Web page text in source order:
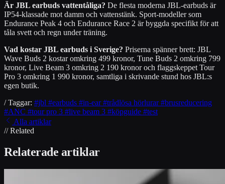
Är JBL earbuds vattentåliga? De flesta moderna JBL-earbuds är
IP54-klassade mot damm och vattenstänk. Sport-modeller som
Endurance Peak 4 och Endurance Race 2 är byggda specifikt för att
tåla svett och regn under träning.
Vad kostar JBL earbuds i Sverige? Priserna spänner brett: JBL
Wave Buds 2 kostar omkring 499 kronor, Tune Buds 2 omkring 799
kronor, Live Beam 3 omkring 2 190 kronor och flaggskeppet Tour
Pro 3 omkring 1 990 kronor, samtliga i skrivande stund hos JBL:s
egen butik.
/ Taggar: #jbl #earbuds #in-ear#trådlösa hörlurar#brusreducering
#ANC #tour pro 3 #live beam 3 #köpguide #test
Alla artiklar
// Related
Relaterade artiklar